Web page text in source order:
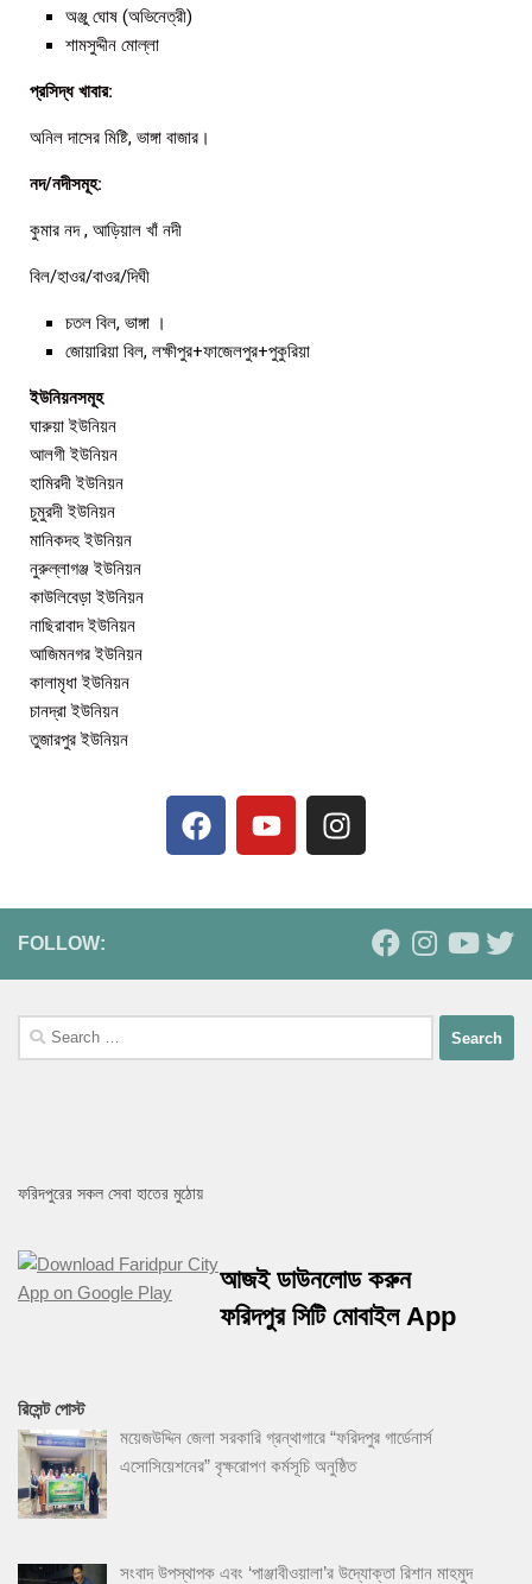
অঞ্জু ঘোষ (অভিনেত্রী)
শামসুদ্দীন মোল্লা
প্রসিদ্ধ খাবার:
অনিল দাসের মিষ্টি, ভাঙ্গা বাজার।
নদ/নদীসমূহ:
কুমার নদ , আড়িয়াল খাঁ নদী
বিল/হাওর/বাওর/দিঘী
চতল বিল, ভাঙ্গা ।
জোয়ারিয়া বিল, লক্ষীপুর+ফাজেলপুর+পুকুরিয়া
ইউনিয়নসমূহ
ঘারুয়া ইউনিয়ন
আলগী ইউনিয়ন
হামিরদী ইউনিয়ন
চুমুরদী ইউনিয়ন
মানিকদহ ইউনিয়ন
নুরুল্লাগঞ্জ ইউনিয়ন
কাউলিবেড়া ইউনিয়ন
নাছিরাবাদ ইউনিয়ন
আজিমনগর ইউনিয়ন
কালামৃধা ইউনিয়ন
চানদ্রা ইউনিয়ন
তুজারপুর ইউনিয়ন
FOLLOW:
ফরিদপুরের সকল সেবা হাতের মুঠোয়
আজই ডাউনলোড করুন
ফরিদপুর সিটি মোবাইল App
রিসেন্ট পোস্ট
ময়েজউদ্দিন জেলা সরকারি গ্রন্থাগারে “ফরিদপুর গার্ডেনার্স
এসোসিয়েশনের” বৃক্ষরোপণ কর্মসূচি অনুষ্ঠিত
সংবাদ উপস্থাপক এবং ‘পাঞ্জাবীওয়ালা’র উদ্যোক্তা রিশান মাহমুদ